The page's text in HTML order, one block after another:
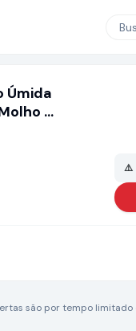
Úmida
-
⚠️
são por tempo